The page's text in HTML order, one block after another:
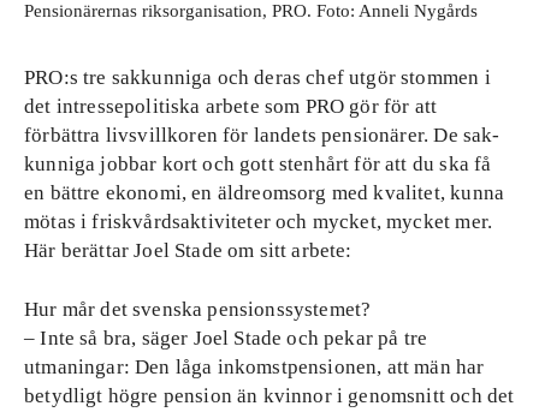
Pensionärernas riksorganisation, PRO. Foto: Anneli Nygårds
PRO:s tre sakkunniga och deras chef utgör stommen i
det intressepolitiska arbete som PRO gör för att
förbättra livsvillkoren för landets pensionärer. De sak­
kunniga jobbar kort och gott stenhårt för att du ska få
en bättre ekonomi, en äldreomsorg med kvalitet, kunna
mötas i friskvårdsaktiviteter och mycket, mycket mer.
Här berättar Joel Stade om sitt arbete:
Hur mår det svenska pensionssystemet?
– Inte så bra, säger Joel Stade och pekar på tre
utmaningar: Den låga inkomstpensionen, att män har
betydligt högre pension än kvinnor i genomsnitt och det